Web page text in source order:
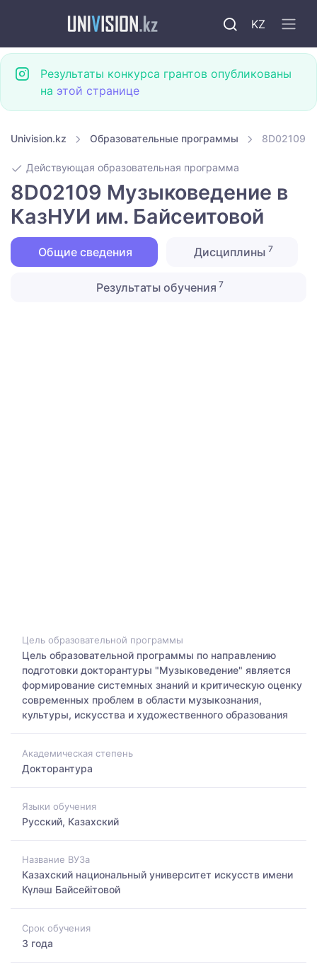
KZ
Результаты конкурса грантов опубликованы
на этой странице
Univision.kz Образовательные программы 8D02109
Действующая образовательная программа
8D02109 Музыковедение в
КазНУИ им. Байсеитовой
Общие сведения Дисциплины 7
Результаты обучения 7
Цель образовательной программы
Цель образовательной программы по направлению
подготовки докторантуры "Музыковедение" является
формирование системных знаний и критическую оценку
современных проблем в области музыкознания,
культуры, искусства и художественного образования
Академическая степень
Докторантура
Языки обучения
Русский, Казахский
Название ВУЗа
Казахский национальный университет искусств имени
Күләш Байсейітовой
Срок обучения
3 года